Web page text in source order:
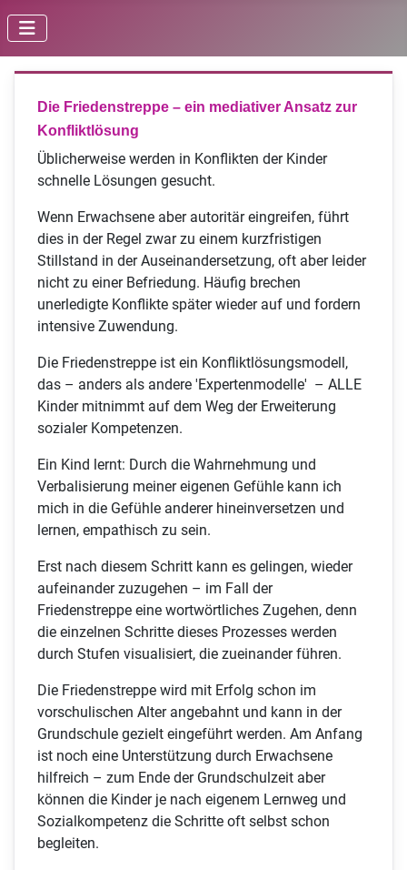
Die Friedenstreppe – ein mediativer Ansatz zur
Konfliktlösung
Üblicherweise werden in Konflikten der Kinder
schnelle Lösungen gesucht.
Wenn Erwachsene aber autoritär eingreifen, führt
dies in der Regel zwar zu einem kurzfristigen
Stillstand in der Auseinandersetzung, oft aber leider
nicht zu einer Befriedung. Häufig brechen
unerledigte Konflikte später wieder auf und fordern
intensive Zuwendung.
Die Friedenstreppe ist ein Konfliktlösungsmodell,
das – anders als andere 'Expertenmodelle' – ALLE
Kinder mitnimmt auf dem Weg der Erweiterung
sozialer Kompetenzen.
Ein Kind lernt: Durch die Wahrnehmung und
Verbalisierung meiner eigenen Gefühle kann ich
mich in die Gefühle anderer hineinversetzen und
lernen, empathisch zu sein.
Erst nach diesem Schritt kann es gelingen, wieder
aufeinander zuzugehen – im Fall der
Friedenstreppe eine wortwörtliches Zugehen, denn
die einzelnen Schritte dieses Prozesses werden
durch Stufen visualisiert, die zueinander führen.
Die Friedenstreppe wird mit Erfolg schon im
vorschulischen Alter angebahnt und kann in der
Grundschule gezielt eingeführt werden. Am Anfang
ist noch eine Unterstützung durch Erwachsene
hilfreich – zum Ende der Grundschulzeit aber
können die Kinder je nach eigenem Lernweg und
Sozialkompetenz die Schritte oft selbst schon
begleiten.